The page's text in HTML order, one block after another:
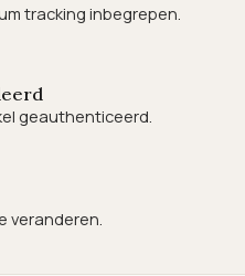
tracking inbegrepen.
geauthenticeerd.
veranderen.